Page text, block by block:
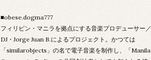
■obese.dogma777
フィリピン・マニラを拠点にする音楽プロデューサー／
DJ・Jorge Juan B.によるプロジェクト。かつては
「similarobjects」の名で電子音楽を制作し、「Manila